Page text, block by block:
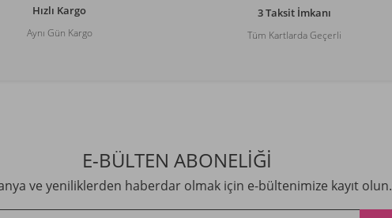
Hızlı Kargo
Aynı Gün Kargo
3 Taksit İmkanı
Tüm Kartlarda Geçerli
E-BÜLTEN ABONELİĞİ
ve yeniliklerden haberdar olmak için e-bültenimize kayıt olun.